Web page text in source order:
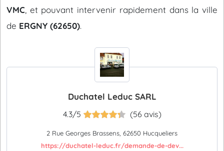
VMC , et pouvant intervenir rapidement dans la ville
de ERGNY (62650).
Duchatel Leduc SARL
4.3/5 (56 avis)
2 Rue Georges Brassens, 62650 Hucqueliers
https://duchatel-leduc.fr/demande-de-dev...